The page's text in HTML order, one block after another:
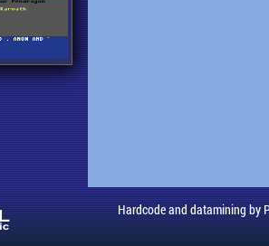
Hardcode and datamining by